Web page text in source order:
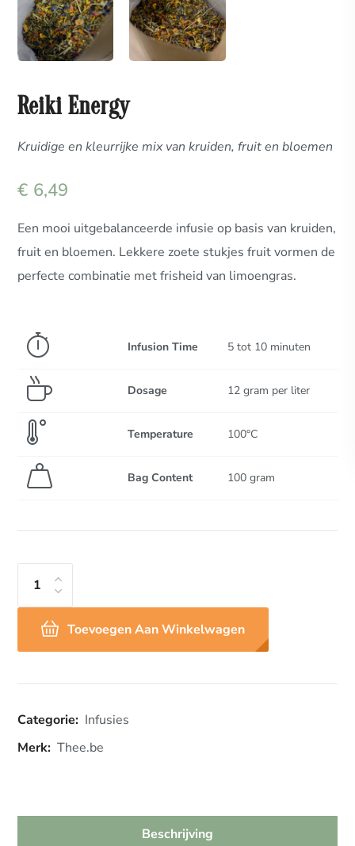
Reiki Energy
Kruidige en kleurrijke mix van kruiden, fruit en bloemen
€ 6,49
Een mooi uitgebalanceerde infusie op basis van kruiden,
fruit en bloemen. Lekkere zoete stukjes fruit vormen de
perfecte combinatie met frisheid van limoengras.
Infusion Time 5 tot 10 minuten
Dosage 12 gram per liter
Temperature 100°C
Bag Content 100 gram
Categorie: Infusies
Merk: Thee.be
Toevoegen Aan Winkelwagen
Beschrijving